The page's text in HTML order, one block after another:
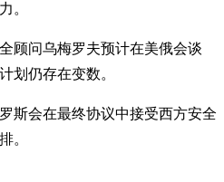
。
顾问乌梅罗夫预计在美俄会谈
划仍存在变数。
斯会在最终协议中接受西方安全
。